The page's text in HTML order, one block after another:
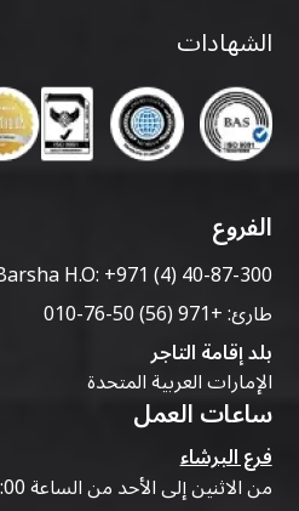
الشهادات
الفروع
H.O:+971 (4) 40-87-300
طارئ:+971 (56) 50-76-010
بلد إقامة التاجر
الإمارات العربية المتحدة
ساعات العمل
فرع البرشاء
من الاثنين إلى الأحد من الساعة 9:00 صباحًا حتى 07:00 مساءً